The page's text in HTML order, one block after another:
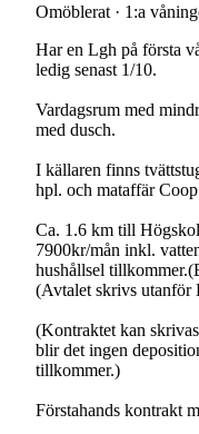
Omöblerat · 1:a
Har en Lgh på första
ledig senast 1/10.
Vardagsrum med
med dusch.
I källaren finns
hpl. och mataffär
Ca. 1.6 km till
7900kr/mån inkl.
hushållsel
(Avtalet skrivs utanför
(Kontraktet kan
blir det ingen
tillkommer.)
Förstahands kontrakt